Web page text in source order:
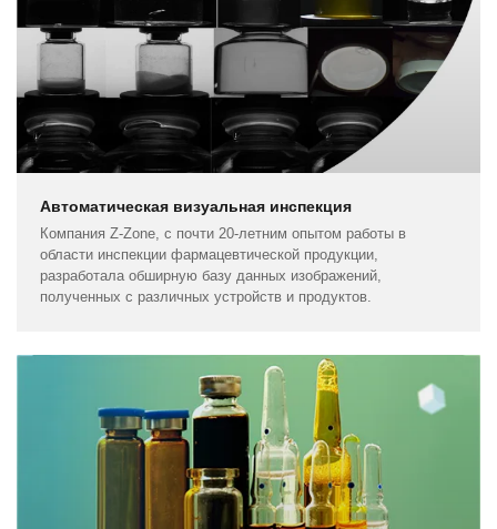
Автоматическая визуальная инспекция
Компания Z-Zone, с почти 20-летним опытом работы в
области инспекции фармацевтической продукции,
разработала обширную базу данных изображений,
полученных с различных устройств и продуктов.